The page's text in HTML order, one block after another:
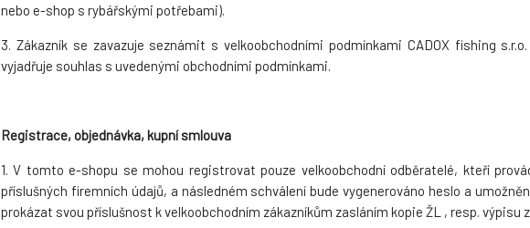
nebo e-shop s rybářskými potřebami).
3. Zákazník se zavazuje seznámit s velkoobchodními podmínkami CADOX fishing
vyjadřuje souhlas s uvedenými obchodními podmínkami.
Registrace, objednávka, kupní smlouva
1. V tomto e-shopu se mohou registrovat pouze velkoobchodní odběratelé, kteří
příslušných firemních údajů, a následném schválení bude vygenerováno heslo a
prokázat svou příslušnost k velkoobchodním zákazníkům zasláním kopie ŽL , resp. výpisu